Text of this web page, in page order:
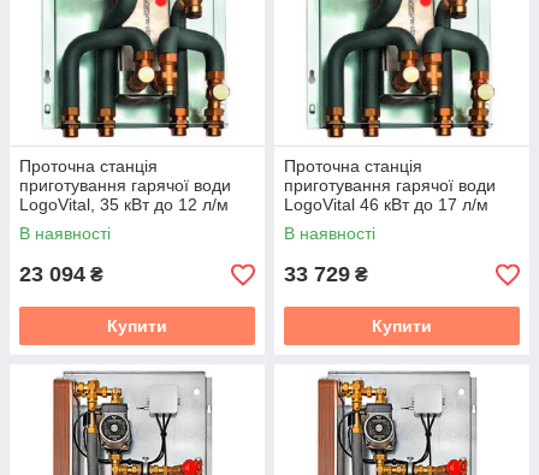
Проточна станція
приготування гарячої води
LogoVital, 35 кВт до 12 л/м
Meibes
В наявності
23 094 ₴
Купити
Проточна станція
приготування гарячої води
LogoVital 46 кВт до 17 л/м
Meibes
В наявності
33 729 ₴
Купити